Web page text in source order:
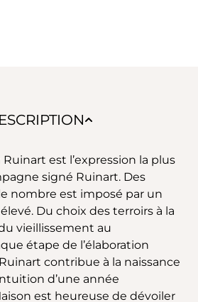
est l’expression la plus
signé Ruinart. Des
nombre est imposé par un
Du choix des terroirs à la
vieillissement au
étape de l’élaboration
contribue à la naissance
d’une année
est heureuse de dévoiler